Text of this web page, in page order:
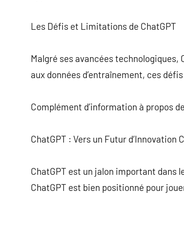
Les Défis et Limitations de ChatGPT
Malgré ses avancées technologiques,
aux données d’entraînement, ces
Complément d’information à propos de
ChatGPT : Vers un Futur d’Innovation
ChatGPT est un jalon important dans
ChatGPT est bien positionné pour